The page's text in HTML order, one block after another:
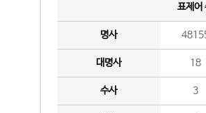
표제어
명사
대명사 18
수사 3